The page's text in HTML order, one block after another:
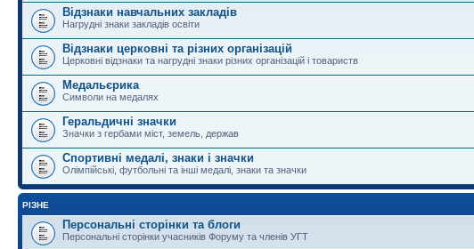
Відзнаки навчальних закладів
Нагрудні знаки закладів освіти
Відзнаки церковні та різних організацій
Церковні відзнаки та нагрудні знаки різних організацій і товариств
Медальєрика
Символи на медалях
Геральдичні значки
Значки з гербами міст, земель, держав
Спортивні медалі, знаки і значки
Олімпійські, футбольні та інші медалі, знаки та значки
РІЗНЕ
Персональні сторінки та блоги
Персональні сторінки учасників Форуму та членів УГТ